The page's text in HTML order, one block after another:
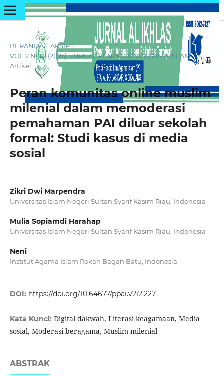
BERANDA / ARSIP /
VOL 2 NO 2 (2025): JURNAL PENDIDIKAN AGAMA ISLAM /
Artikel
Peran komunitas online muslim
milenial dalam memoderasi
pemahaman PAI diluar sekolah
formal: Studi kasus di media
sosial
Zikri Dwi Marpendra
Universitas Islam Negeri Sultan Syarif Kasim Riau, Indonesia
Mulia Sopiamdi Harahap
Universitas Islam Negeri Sultan Syarif Kasim Riau, Indonesia
Neni
Institut Agama Islam Rokan Bagan Batu, Indonesia
DOI: https://doi.org/10.64677/ppai.v2i2.227
Kata Kunci: Digital dakwah, Literasi keagamaan, Media
sosial, Moderasi beragama, Muslim milenial
ABSTRAK